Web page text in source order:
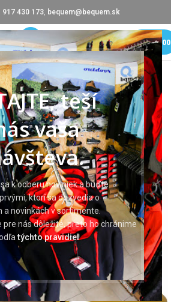
teší
vaša
k odberu noviniek a buďte
ktorí sa dozvedia o
a novinkách v sortimente.
pre nás dôležité, preto ho chránime
týchto pravidiel
917 430 173, bequem@bequem.sk
Ochrana hlavy Pracovné prilby